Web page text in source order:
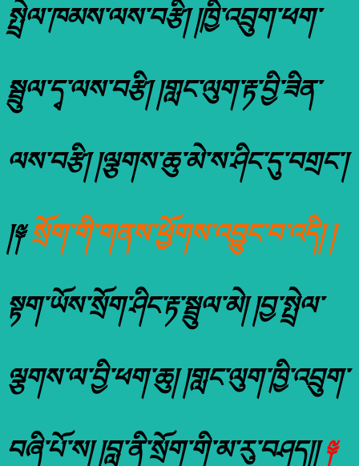
སྤྲེལ་ཁམས་ལས་བརྩི། །ཁྱི་འབྲུག་ཕག་
སྦྲུལ་དྭ་ལས་བརྩི། །གླང་ལུག་རྟ་བྱི་ཟིན་
ལས་བརྩི། །ལྕགས་ཆུ་མེ་ས་ཤིང་དུ་བགྲང་།
།༈སྲོག་གི་གནས་ཕྱོགས་འབྱུང་བ་འདི། །
སྟག་ཡོས་སྲོག་ཤིང་རྟ་སྦྲུལ་མེ། །བྱ་སྤྲེལ་
ལྕགས་ལ་བྱི་ཕག་ཆུ། །གླང་ལུག་ཁྱི་འབྲུག་
བཞི་པོ་ས། །བླ་ནི་སྲོག་གི་མ་རུ་བཤད།།༈